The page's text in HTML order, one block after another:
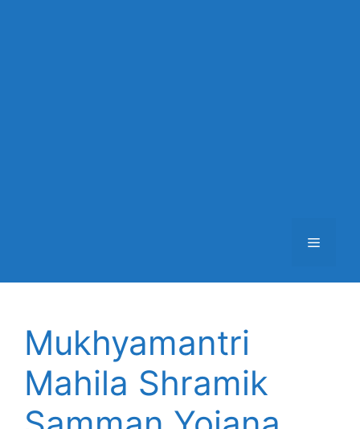
Menu
Mukhyamantri
Mahila Shramik